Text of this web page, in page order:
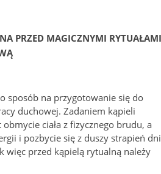
PRZED MAGICZNYMI
sposób na przygotowanie się do
duchowej. Zadaniem kąpieli
ciała z fizycznego brudu, a
i pozbycie się z duszy strapień
więc przed kąpielą rytualną należy